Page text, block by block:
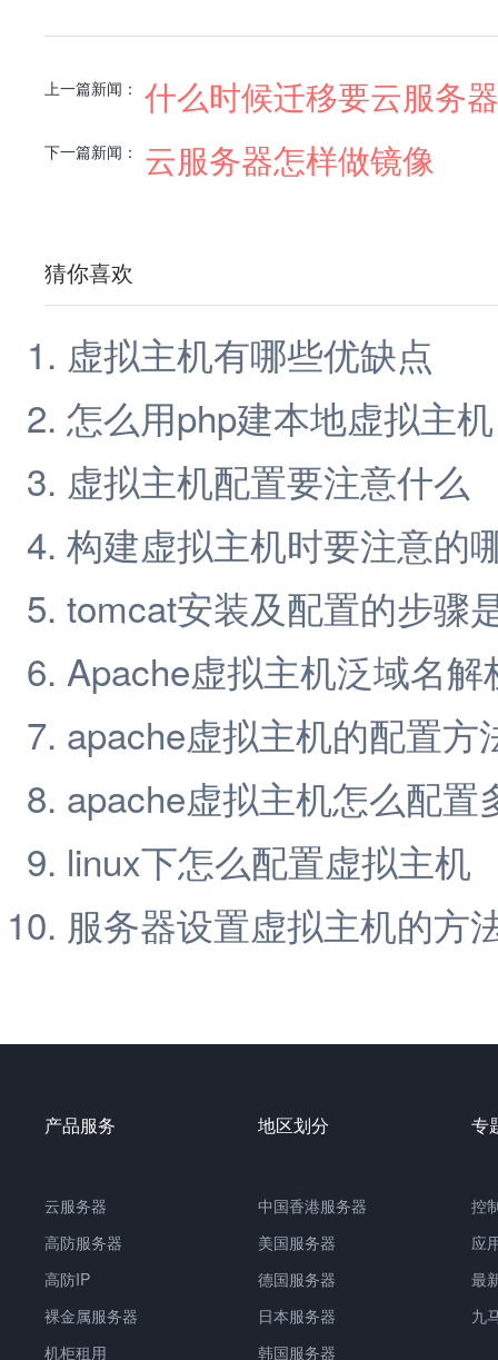
上一篇新闻： 什么时候迁移要云服务器
下一篇新闻： 云服务器怎样做镜像
猜你喜欢
虚拟主机有哪些优缺点
怎么用php建本地虚拟主机
虚拟主机配置要注意什么
构建虚拟主机时要注意的
tomcat安装及配置的步骤
Apache虚拟主机泛域名
apache虚拟主机的配置方
apache虚拟主机怎么配置
linux下怎么配置虚拟主机
服务器设置虚拟主机的方
产品服务
云服务器
高防服务器
高防IP
裸金属服务器
机柜租用
地区划分
中国香港服务器
美国服务器
德国服务器
日本服务器
韩国服务器
专
控
应
最
九